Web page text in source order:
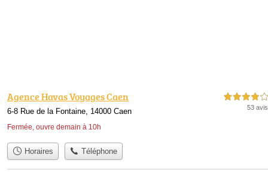
Agence Havas Voyages Caen
6-8 Rue de la Fontaine, 14000 Caen
Fermée, ouvre demain à 10h
4,0 étoiles sur 5
53 avis
Horaires Téléphone